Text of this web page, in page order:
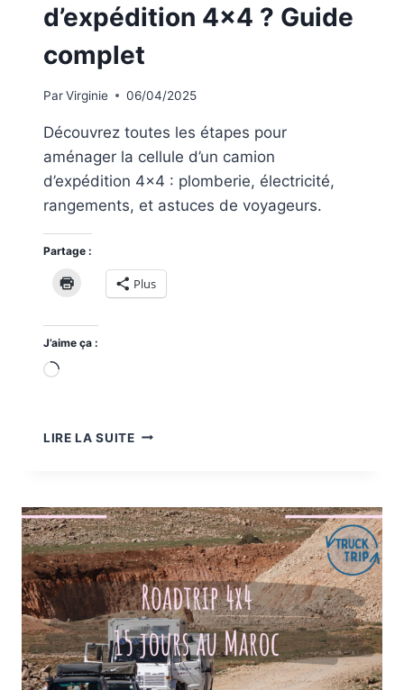
d’expédition 4×4 ? Guide
complet
ParVirginie 06/04/2025
Découvrez toutes les étapes pour
aménager la cellule d’un camion
d’expédition 4×4 : plomberie, électricité,
rangements, et astuces de voyageurs.
Partage :
Plus
J’aime ça :
Chargement…
LIRE LA SUITECOMMENT
D’UN
CAMION
D’EXPÉDITION
4×4
?
GUIDE
COMPLET